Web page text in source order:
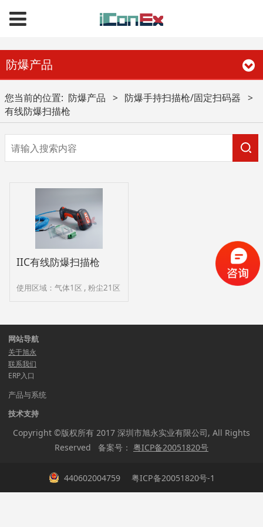
防爆产品
您当前的位置: 防爆产品 > 防爆手持扫描枪/固定扫码器
>
有线防爆扫描枪
IIC有线防爆扫描枪
使用区域：气体1区 , 粉尘21区
网站导航
关于旭永
联系我们
ERP入口
产品与系统
技术支持
Copyright ©版权所有 2017 深圳市旭永实业有限公司, All Rights
Reserved 备案号： 粤ICP备20051820号
440602004759 粤ICP备20051820号-1